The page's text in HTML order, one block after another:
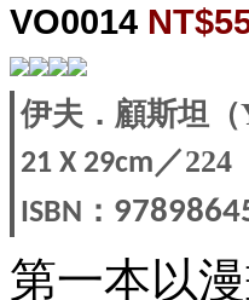
VO0014
伊夫．顧斯坦
21 X 29cm／
ISBN ：
第一本以